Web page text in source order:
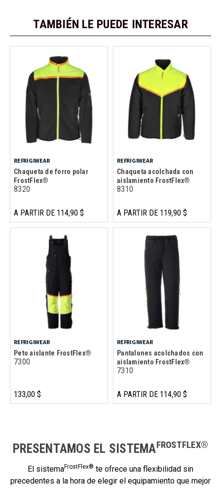
TAMBIÉN LE PUEDE INTERESAR
REFRIGIWEAR
Chaqueta de forro polar
FrostFlex®
8320
A PARTIR DE 114,90 $
REFRIGIWEAR
Chaqueta acolchada con
aislamiento FrostFlex®
8310
A PARTIR DE 119,90 $
REFRIGIWEAR
Peto aislante FrostFlex®
7300
133,00 $
REFRIGIWEAR
Pantalones acolchados con
aislamiento FrostFlex®
7310
A PARTIR DE 114,90 $
PRESENTAMOS EL SISTEMAFROSTFLEX®
El sistemaFrostFlex® te ofrece una flexibilidad sin
precedentes a la hora de elegir el equipamiento que mejor